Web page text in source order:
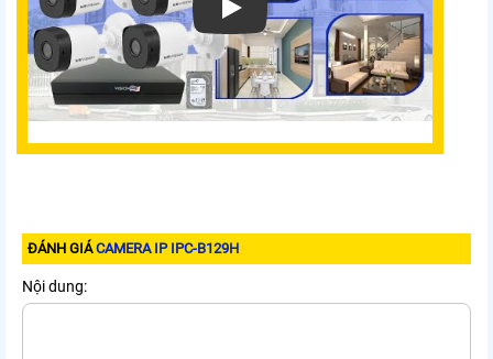
Xem video Camera IP IPC-B129H
ĐÁNH GIÁCAMERA IP IPC-B129H
Nội dung: